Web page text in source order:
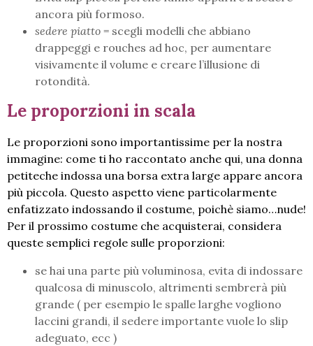
ancora più formoso.
sedere piatto = scegli modelli che abbiano
drappeggi e rouches ad hoc, per aumentare
visivamente il volume e creare l’illusione di
rotondità.
Le proporzioni in scala
Le proporzioni sono importantissime per la nostra
immagine: come ti ho raccontato anche qui, una donna
petiteche indossa una borsa extra large appare ancora
più piccola. Questo aspetto viene particolarmente
enfatizzato indossando il costume, poichè siamo…nude!
Per il prossimo costume che acquisterai, considera
queste semplici regole sulle proporzioni:
se hai una parte più voluminosa, evita di indossare
qualcosa di minuscolo, altrimenti sembrerà più
grande ( per esempio le spalle larghe vogliono
laccini grandi, il sedere importante vuole lo slip
adeguato, ecc )